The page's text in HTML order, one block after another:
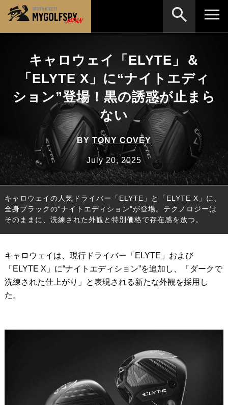
キャロウェイ「ELYTE」＆
「ELYTE X」に“ナイトエディ
ション”登場！黒の誘惑が止まら
ない
BY TONY COVEY
July 20, 2025
キャロウェイの人気ドライバー「ELYTE」と「ELYTE X」に、
全身ブラックの“ナイトエディション”が登場。テクノロジーは
そのままに、洗練された外観と特別価格で存在感を放つ。
キャロウェイは、現行ドライバー「ELYTE」および
「ELYTE X」に“ナイトエディション”を追加し、「ダークで
洗練された仕上がり」と表現される新たな外観を採用し
た。
MOST WANTED テストランキング
NEW RELEASES 新製品情報
HOW TO ゴルフ上達・実践テクニック
テスト・データ検証
Golf News ゴルフニュース
REVIEWS 製品レビュー
DRIVERS ドライバー
FAIRWAY WOODS フェアウェイウッド
HYBRIDS ハイブリッド
WEDGES ウェッジ
PUTTERS
Editor’s Picks 編集部のおすすめ
ABOUT US MyGolfSpyJapanとは？
※メーカー名やクラブ名など、検索したい事柄を入
力してください。
検索